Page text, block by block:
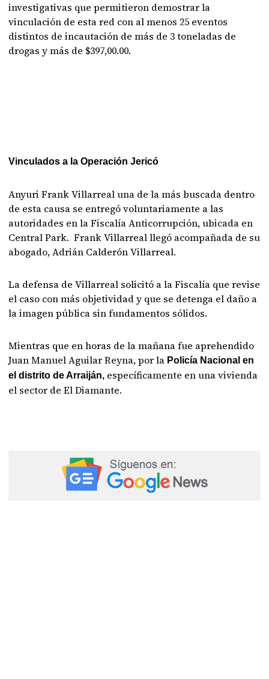
investigativas que permitieron demostrar la
vinculación de esta red con al menos 25 eventos
distintos de incautación de más de 3 toneladas de
drogas y más de $397,00.00.
Vinculados a la Operación Jericó
Anyuri Frank Villarreal una de la más buscada dentro
de esta causa se entregó voluntariamente a las
autoridades en la Fiscalía Anticorrupción, ubicada en
Central Park. Frank Villarreal llegó acompañada de su
abogado, Adrián Calderón Villarreal.
La defensa de Villarreal solicitó a la Fiscalía que revise
el caso con más objetividad y que se detenga el daño a
la imagen pública sin fundamentos sólidos.
Mientras que en horas de la mañana fue aprehendido
Juan Manuel Aguilar Reyna, por la Policía Nacional en
el distrito de Arraiján, específicamente en una vivienda
el sector de El Diamante.